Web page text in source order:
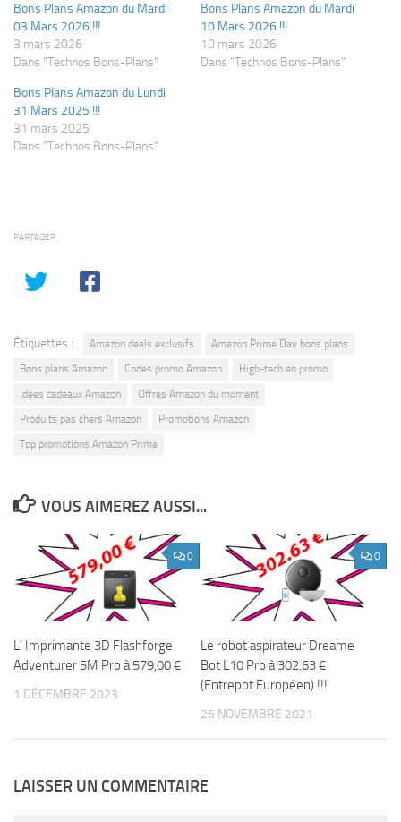
Bons Plans Amazon du Mardi
03 Mars 2026 !!!
3 mars 2026
Dans "Technos Bons-Plans"
Bons Plans Amazon du Mardi
10 Mars 2026 !!!
10 mars 2026
Dans "Technos Bons-Plans"
Bons Plans Amazon du Lundi
31 Mars 2025 !!!
31 mars 2025
Dans "Technos Bons-Plans"
PARTAGER
Étiquettes : Amazon deals exclusifs
Amazon Prime Day bons plans
Bons plans Amazon
Codes promo Amazon
High-tech en promo
Idées cadeaux Amazon
Offres Amazon du moment
Produits pas chers Amazon
Promotions Amazon
Top promotions Amazon Prime
VOUS AIMEREZ AUSSI...
0
L’ Imprimante 3D Flashforge
Adventurer 5M Pro à 579,00 €
1 DÉCEMBRE 2023
0
Le robot aspirateur Dreame
Bot L10 Pro à 302.63 €
(Entrepot Européen) !!!
26 NOVEMBRE 2021
LAISSER UN COMMENTAIRE